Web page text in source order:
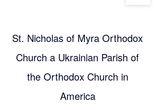
St. Nicholas of Myra Orthodox
Church a Ukrainian Parish of
the Orthodox Church in
America